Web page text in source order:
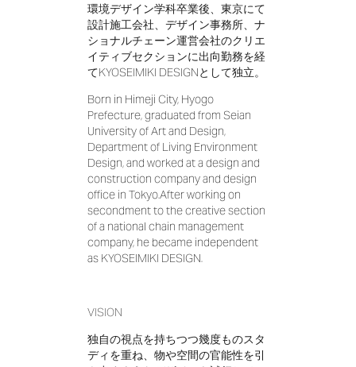
環境デザイン学科卒業後、東京にて
設計施工会社、デザイン事務所、ナ
ショナルチェーン運営会社のクリエ
イティブセクションに出向勤務を経
てKYOSEIMIKI DESIGNとして独立。
Born in Himeji City, Hyogo
Prefecture, graduated from Seian
University of Art and Design,
Department of Living Environment
Design, and worked at a design and
construction company and design
office in Tokyo.After working on
secondment to the creative section
of a national chain management
company, he became independent
as KYOSEIMIKI DESIGN.
VISION
独自の視点を持ちつつ幾度ものスタ
ディを重ね、物や空間の官能性を引